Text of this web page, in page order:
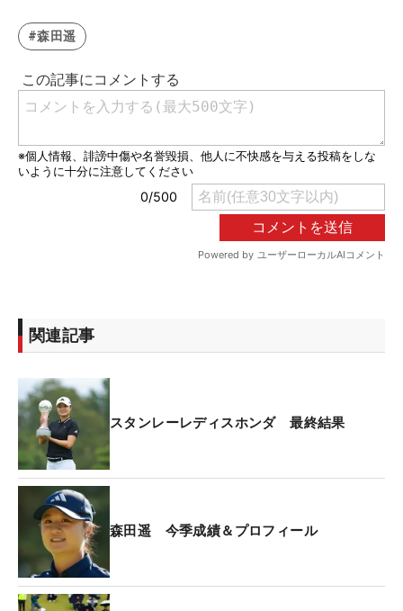
#森田遥
関連記事
スタンレーレディスホンダ 最終結果
森田遥 今季成績＆プロフィール